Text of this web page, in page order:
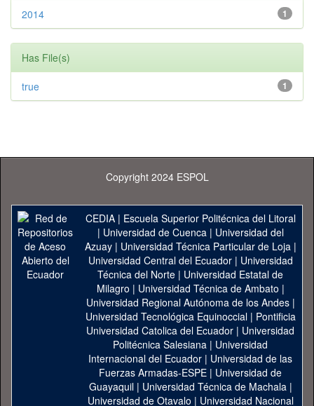
1
2014
Has File(s)
1
true
Copyright 2024 ESPOL
CEDIA| Escuela Superior Politécnica del Litoral
| Universidad de Cuenca| Universidad del
Azuay| Universidad Técnica Particular de Loja|
Universidad Central del Ecuador| Universidad
Técnica del Norte | Universidad Estatal de
Milagro | Universidad Técnica de Ambato |
Universidad Regional Autónoma de los Andes|
Universidad Tecnológica Equinoccial| Pontificia
Universidad Catolica del Ecuador | Universidad
Politécnica Salesiana | Universidad
Internacional del Ecuador | Universidad de las
Fuerzas Armadas-ESPE | Universidad de
Guayaquil| Universidad Técnica de Machala|
Universidad de Otavalo | Universidad Nacional